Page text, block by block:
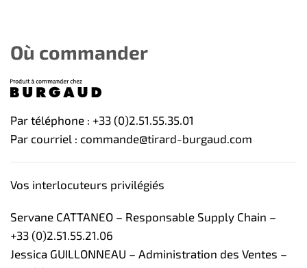
Où commander
Par téléphone : +33 (0)2.51.55.35.01
Par courriel : commande@tirard-burgaud.com
Vos interlocuteurs privilégiés
Servane CATTANEO – Responsable Supply Chain –
+33 (0)2.51.55.21.06
Jessica GUILLONNEAU – Administration des Ventes –